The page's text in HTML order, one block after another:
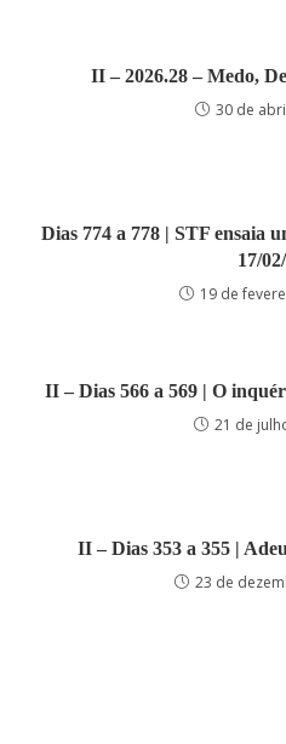
II – 2026.28 – Medo,
30 de
Dias 774 a 778 | STF ensaia
17/
19 de
II – Dias 566 a 569 | O
21 de
II – Dias 353 a 355 |
23 de